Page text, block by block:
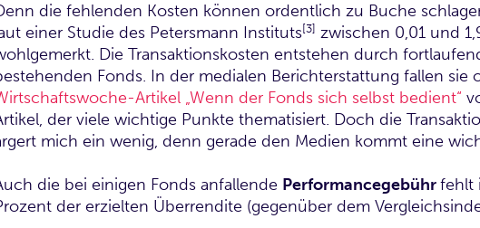
die fehlenden Kosten können ordentlich zu Buche
einer Studie des Petersmann Instituts[3] zwischen 0,01 und
Die Transaktionskosten entstehen durch
Fonds. In der medialen Berichterstattung fallen
Artikel „Wenn der Fonds sich selbst bedient“
der viele wichtige Punkte thematisiert. Doch die
mich ein wenig, denn gerade den Medien kommt eine
die bei einigen Fonds anfallende Performancegebührfehlt
der erzielten Überrendite (gegenüber dem